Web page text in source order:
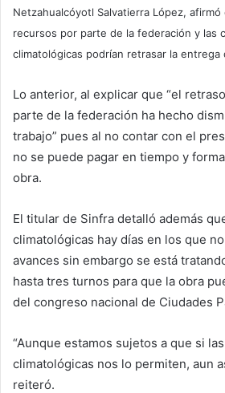
Netzahualcóyotl Salvatierra López, afirmó
recursos por parte de la federación y las
climatológicas podrían retrasar la entrega
Lo anterior, al explicar que “el
parte de la federación ha hecho
trabajo” pues al no contar con el
no se puede pagar en tiempo y
obra.
El titular de Sinfra detalló además
climatológicas hay días en los que
avances sin embargo se está
hasta tres turnos para que la obra
del congreso nacional de Ciudades
“Aunque estamos sujetos a que si
climatológicas nos lo permiten, aun
reiteró.